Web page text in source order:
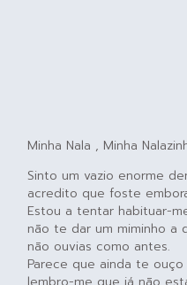
Minha Nala , Minha
Sinto um vazio enorme
acredito que foste
Estou a tentar habituar-
não te dar um miminho a
não ouvias como antes.
Parece que ainda te